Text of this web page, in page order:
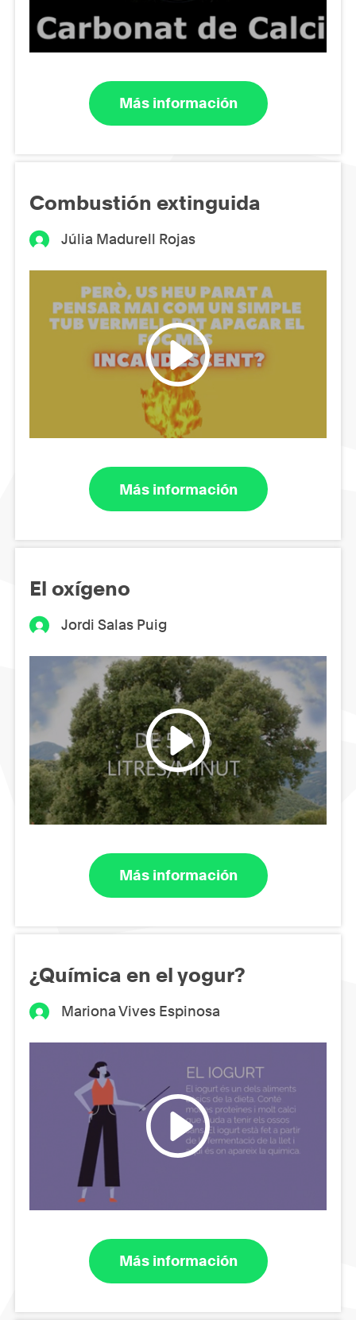
Más información
Combustión extinguida
Júlia Madurell Rojas
Más información
El oxígeno
Jordi Salas Puig
Más información
¿Química en el yogur?
Mariona Vives Espinosa
Más información